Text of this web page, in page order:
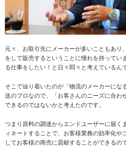
元々、お取引先にメーカーが多いこともあり
をして販売するということに憧れを持ってい
る仕事をしたい！と日々悶々と考えているん
そこで辿り着いたのが「物流のメーカーにな
送のプロなので、「お客さんのニーズに合わ
できるのではないかと考えたのです。
つまり原料の調達からエンドユーザーに届く
ィネートすることで、お客様業務の効率化や
してお客様の商売に貢献することができるの